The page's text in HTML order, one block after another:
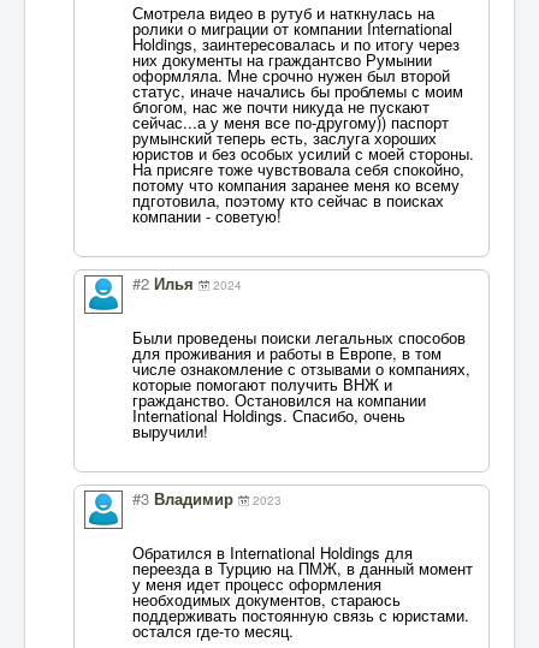
Смотрела видео в рутуб и наткнулась на
ролики о миграции от компании International
Holdings, заинтересовалась и по итогу через
них документы на граждантсво Румынии
оформляла. Мне срочно нужен был второй
статус, иначе начались бы проблемы с моим
блогом, нас же почти никуда не пускают
сейчас...а у меня все по-другому)) паспорт
румынский теперь есть, заслуга хороших
юристов и без особых усилий с моей стороны.
На присяге тоже чувствовала себя спокойно,
потому что компания заранее меня ко всему
пдготовила, поэтому кто сейчас в поисках
компании - советую!
#2 Илья 2024
Были проведены поиски легальных способов
для проживания и работы в Европе, в том
числе ознакомление с отзывами о компаниях,
которые помогают получить ВНЖ и
гражданство. Остановился на компании
International Holdings. Спасибо, очень
выручили!
#3 Владимир 2023
Обратился в International Holdings для
переезда в Турцию на ПМЖ, в данный момент
у меня идет процесс оформления
необходимых документов, стараюсь
поддерживать постоянную связь с юристами.
остался где-то месяц.